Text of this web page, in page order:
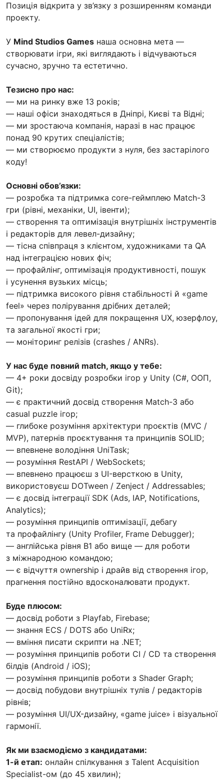
Позиція відкрита у зв’язку з розширенням команди
проекту.
У Mind Studios Games наша основна мета —
створювати ігри, які виглядають і відчуваються
сучасно, зручно та естетично.
Тезисно про нас:
— ми на ринку вже 13 років;
— наші офіси знаходяться в Дніпрі, Києві та Відні;
— ми зростаюча компанія, наразі в нас працює
понад 90 крутих спеціалістів;
— ми створюємо продукти з нуля, без застарілого
коду!
Основні обов’язки:
— розробка та підтримка core-геймплею Match-3
гри (рівні, механіки, UI, івенти);
— створення та оптимізація внутрішніх інструментів
і редакторів для левел-дизайну;
— тісна співпраця з клієнтом, художниками та QA
над інтеграцією нових фіч;
— профайлінг, оптимізація продуктивності, пошук
і усунення вузьких місць;
— підтримка високого рівня стабільності й «game
feel» через полірування дрібних деталей;
— пропонування ідей для покращення UX, юзерфлоу,
та загальної якості гри;
— моніторинг релізів (crashes / ANRs).
У нас буде повний match, якщо у тебе:
— 4+ роки досвіду розробки ігор у Unity (C#, ООП,
Git);
— є практичний досвід створення Match-3 або
casual puzzle ігор;
— глибоке розуміння архітектури проєктів (MVC /
MVP), патернів проєктування та принципів SOLID;
— впевнене володіння UniTask;
— розуміння RestAPI / WebSockets;
— впевнено працюєш з UI-версткою в Unity,
використовуєш DOTween / Zenject / Addressables;
— є досвід інтеграції SDK (Ads, IAP, Notifications,
Analytics);
— розуміння принципів оптимізації, дебагу
та профайлінгу (Unity Profiler, Frame Debugger);
— англійська рівня B1 або вище — для роботи
з міжнародною командою;
— є відчуття ownership і драйв від створення ігор,
прагнення постійно вдосконалювати продукт.
Буде плюсом:
— досвід роботи з Playfab, Firebase;
— знання ECS / DOTS або UniRx;
— вміння писати скрипти на .NET;
— розуміння принципів роботи CI / CD та створення
білдів (Android / iOS);
— розуміння принципів роботи з Shader Graph;
— досвід побудови внутрішніх тулів / редакторів
рівнів;
— розуміння UI/UX-дизайну, «game juice» і візуальної
гармонії.
Як ми взаємодіємо з кандидатами:
1-й етап: онлайн спілкування з Talent Acquisition
Specialist-ом (до 45 хвилин);